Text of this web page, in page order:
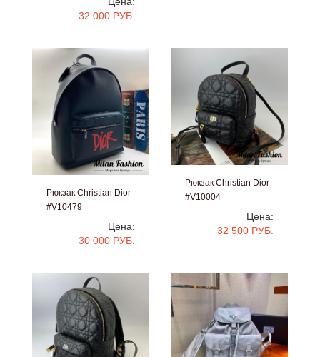
32 000 РУБ.
Рюкзак Christian Dior
#V10479
Цена:
30 000 РУБ.
Рюкзак Christian Dior
#V10004
Цена:
32 500 РУБ.